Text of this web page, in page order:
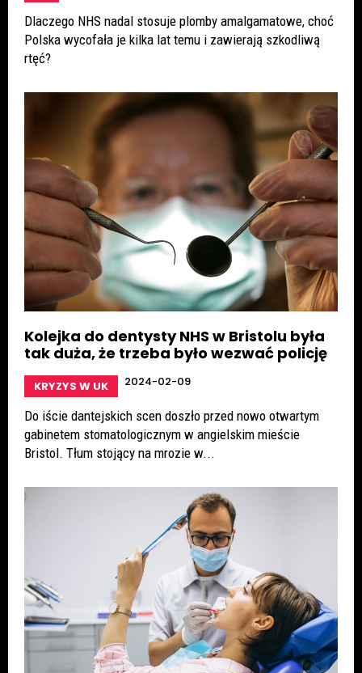
Dlaczego NHS nadal stosuje plomby amalgamatowe, choć
Polska wycofała je kilka lat temu i zawierają szkodliwą
rtęć?
Kolejka do dentysty NHS w Bristolu była
tak duża, że trzeba było wezwać policję
KRYZYS W UK 2024-02-09
Do iście dantejskich scen doszło przed nowo otwartym
gabinetem stomatologicznym w angielskim mieście
Bristol. Tłum stojący na mrozie w...